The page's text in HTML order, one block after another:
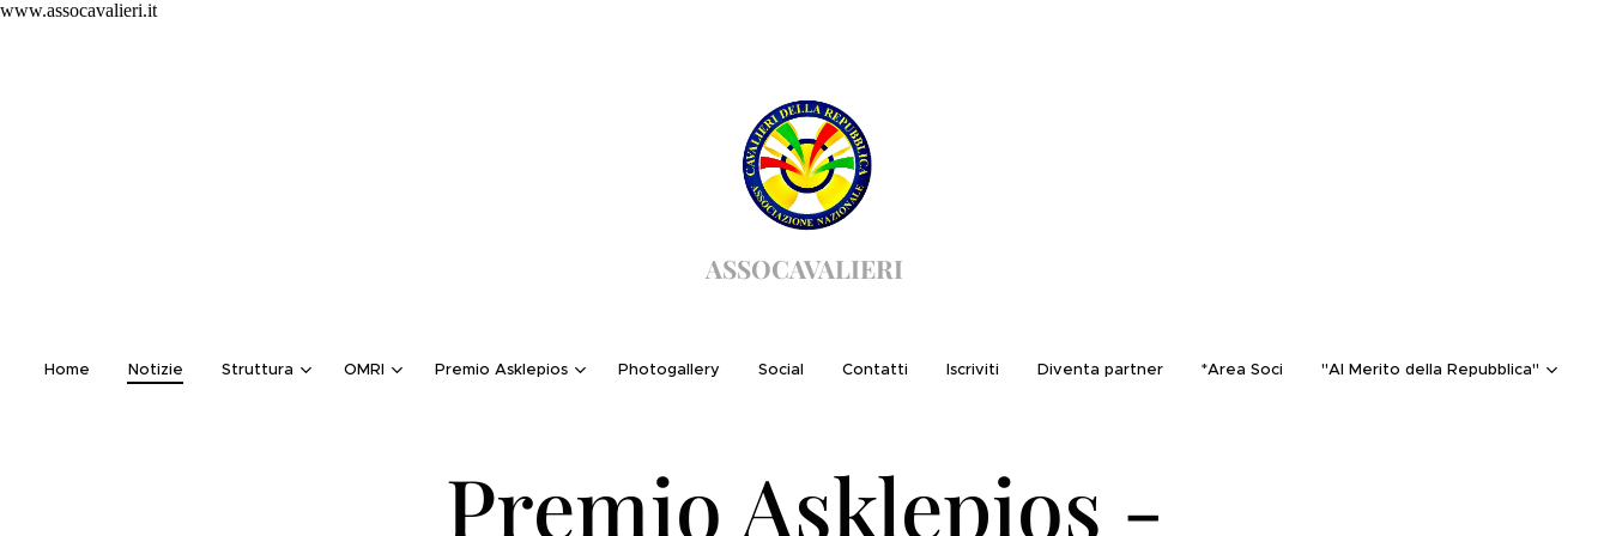
www.assocavalieri.it
ASSOCAVALIERI
Home Notizie Struttura OMRI Premio Asklepios Photogallery Social Contatti Iscriviti Diventa partner *Area Soci "Al Merito della Repubblica"
Premio Asklepios -